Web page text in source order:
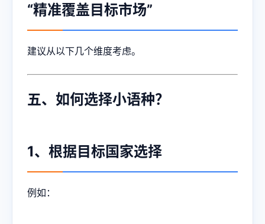
“精准覆盖目标市场”
建议从以下几个维度考虑。
五、如何选择小语种？
1、根据目标国家选择
例如：